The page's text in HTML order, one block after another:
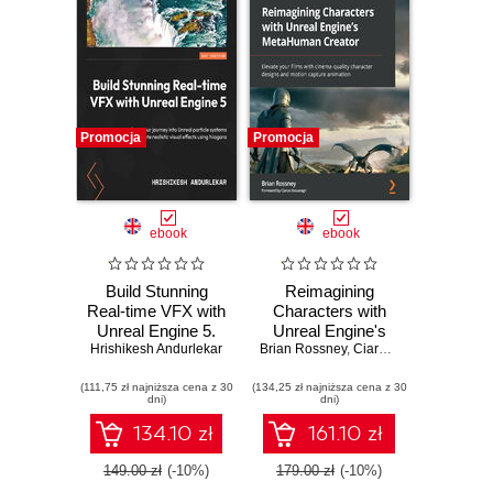
Promocja
ebook
Build Stunning
Real-time VFX with
Unreal Engine 5.
Start your journey
systems to create
realistic visual
effects using
Niagara
Hrishikesh Andurlekar
(111,75 zł najniższa cena z 30
dni)
134.10 zł
149.00 zł (-10%)
Promocja
ebook
Reimagining
Characters with
Unreal Engine's
MetaHuman
your films with
cinema-quality
character designs
and motion capture
animation
Brian Rossney, Ciaran Kavanagh
(134,25 zł najniższa cena z 30
dni)
161.10 zł
179.00 zł (-10%)